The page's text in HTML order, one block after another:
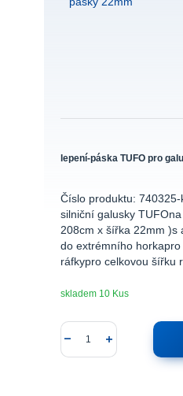
lepení-páska TUFO pro
Číslo produktu:
silniční galusky
208cm x šířka 22mm )s
do extrémního
ráfkypro celkovou šířku
skladem 10 Kus